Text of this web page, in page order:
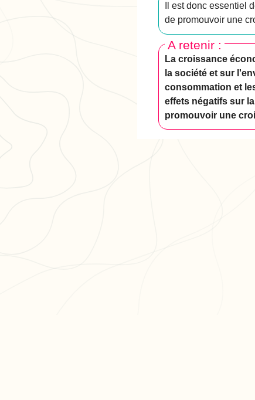
Il est donc essentiel
de promouvoir une
A retenir :
La croissance
la société et sur
consommation et
effets négatifs sur
promouvoir une